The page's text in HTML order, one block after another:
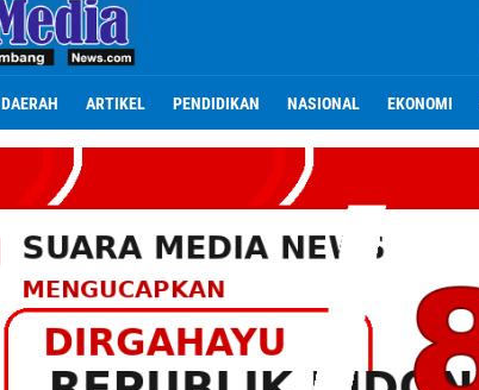
DAERAH ARTIKEL PENDIDIKAN NASIONAL EKONOMI